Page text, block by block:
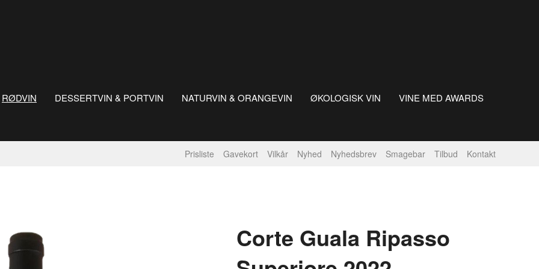
RØDVIN DESSERTVIN & PORTVIN NATURVIN & ORANGEVIN ØKOLOGISK VIN VINE MED AWARDS
Prisliste Gavekort Vilkår Nyhed Nyhedsbrev Smagebar Tilbud Kontakt
Corte Guala Ripasso